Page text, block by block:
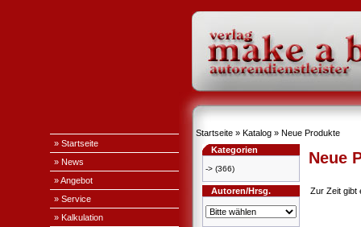
» Startseite
» News
» Angebot
» Service
» Kalkulation
Startseite » Katalog » Neue Produkte
Kategorien
-> (366)
Autoren/Hrsg.
Neue
Zur Zeit gibt